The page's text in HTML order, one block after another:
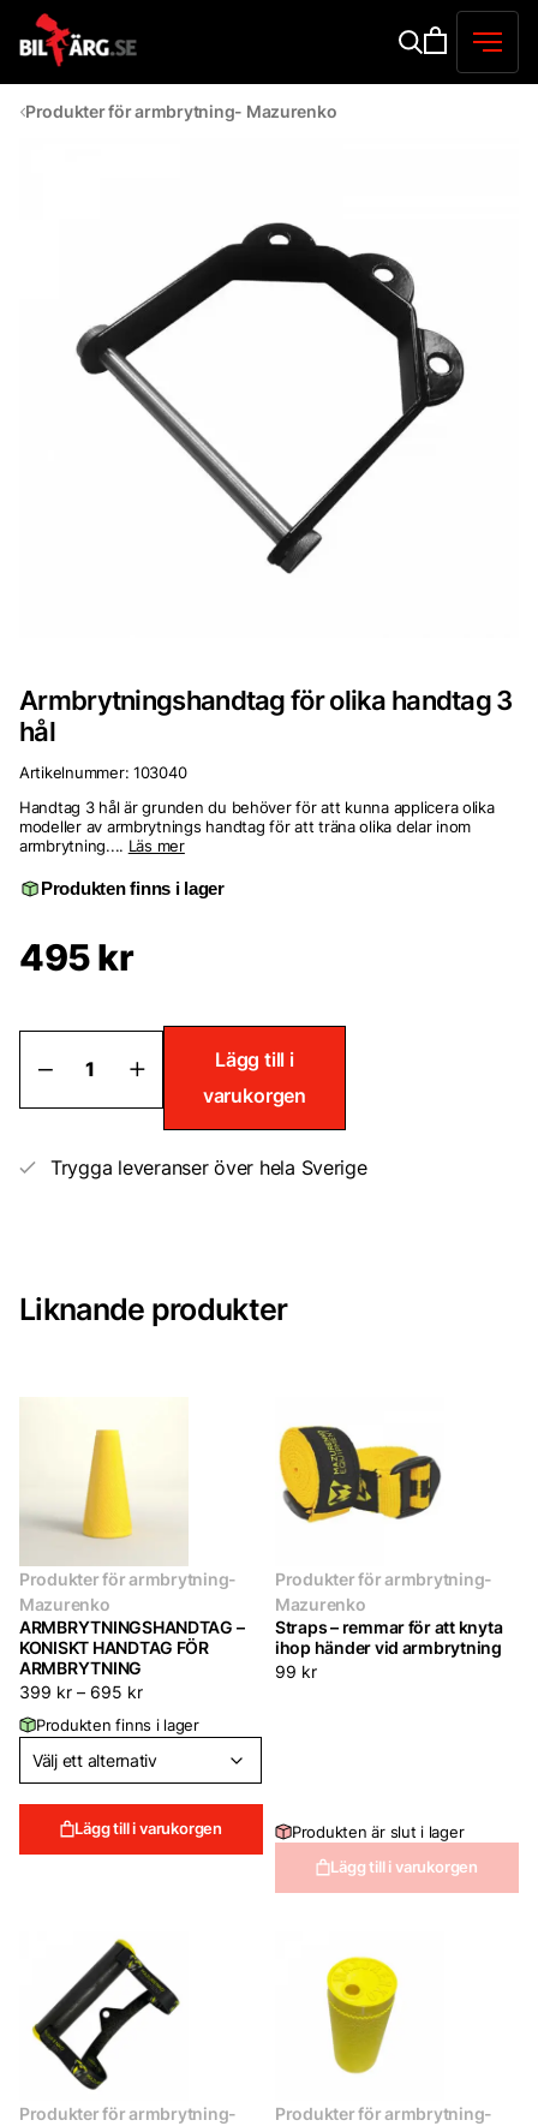
Produkter för armbrytning- Mazurenko
Armbrytningshandtag för olika handtag 3
hål
Artikelnummer: 103040
Handtag 3 hål är grunden du behöver för att kunna applicera olika
modeller av armbrytnings handtag för att träna olika delar inom
armbrytning.... Läs mer
Produkten finns i lager
495kr
Armbrytningshandtag
för
olika
hål
Lägg till i
varukorgen
Trygga leveranser över hela Sverige
Liknande produkter
Produkter för armbrytning-
Mazurenko
ARMBRYTNINGSHANDTAG –
KONISKT HANDTAG FÖR
ARMBRYTNING
399 kr – 695 kr
Produkten finns i lager
Lägg till i varukorgen
Produkter för armbrytning-
Mazurenko
Straps – remmar för att knyta
ihop händer vid armbrytning
99 kr
Produkten är slut i lager
Lägg till i varukorgen
Produkter för armbrytning-
Produkter för armbrytning-